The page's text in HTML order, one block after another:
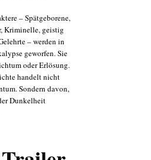
– Spätgeborene,
Kriminelle, geistig
– werden in
geworfen. Sie
oder Erlösung.
handelt nicht
Sondern davon,
Dunkelheit